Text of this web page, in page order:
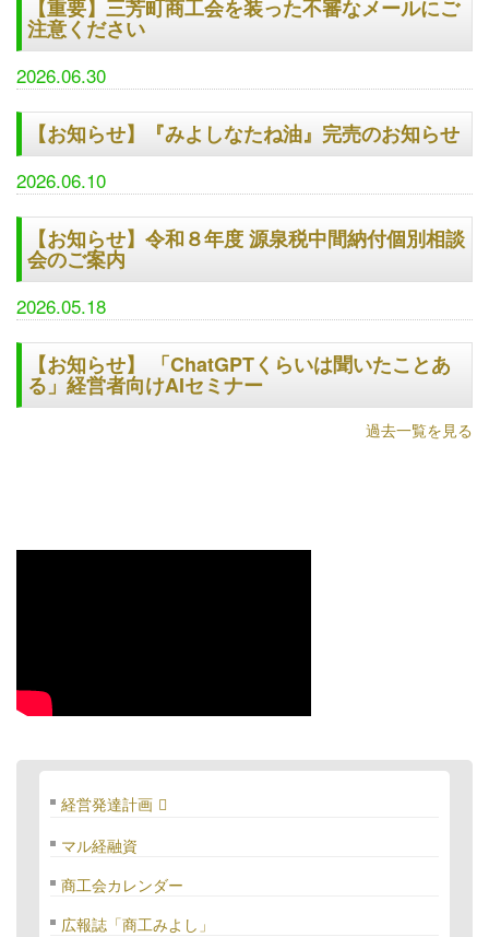
【重要】三芳町商工会を装った不審なメールにご
注意ください
2026.06.30
【お知らせ】『みよしなたね油』完売のお知らせ
2026.06.10
【お知らせ】令和８年度 源泉税中間納付個別相談
会のご案内
2026.05.18
【お知らせ】 「ChatGPTくらいは聞いたことあ
る」経営者向けAIセミナー
過去一覧を見る
経営発達計画
マル経融資
商工会カレンダー
広報誌「商工みよし」